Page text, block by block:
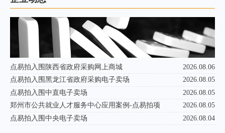
点易拍入围陕西省政府采购网上商城
2026.08.06
点易拍入围黑龙江省政府采购电子卖场
2026.08.05
点易拍入围中直电子卖场
2026.08.05
郑州市公共就业人才服务中心应用案例-点易拍项
2026.08.05
点易拍入围中央电子卖场
2026.08.04